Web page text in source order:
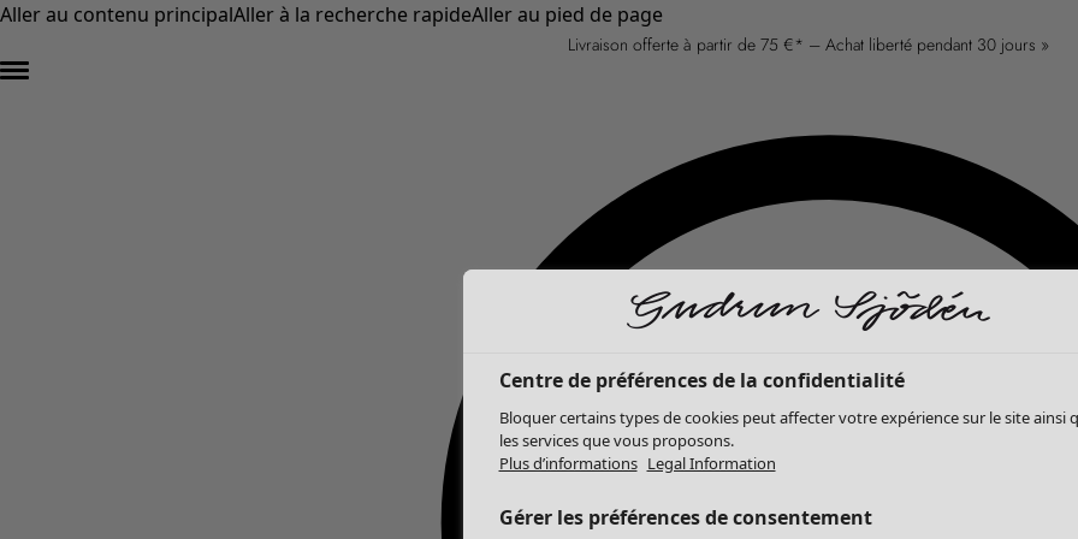
Aller au contenu principalAller à la recherche rapideAller au pied de page
Livraison offerte à partir de 75 €* – Achat liberté pendant 30 jours »
Centre de préférences de la confidentialité
Bloquer certains types de cookies peut affecter votre expérience sur le site ainsi
les services que vous proposons.
Plus d’informations Legal Information
Gérer les préférences de consentement